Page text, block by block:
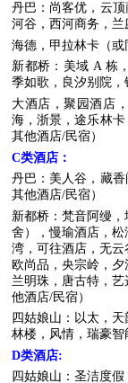
丹巴：尚客优，云
河谷，西河商务，兰
海德，甲拉林卡（或
新都桥：美域 A 栋
季如歌，良汐别院，
大酒店，聚园酒店
海，浙景，途乐林
其他酒店/民宿）
C类酒店 ：
丹巴：美人谷，藏
其他酒店/民宿）
新都桥：梵音阿缦
舍），慢瑜酒店，
湾，可往酒店，无
欧尚品，央宗岭，
兰明珠，唐古特，
他酒店/民宿）
四姑娘山：以太，
林楼，风情，瑞豪智
D类酒店:
四姑娘山：圣洁度